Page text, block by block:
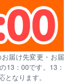
届け先変更・お届
13：00です。13：
なります。